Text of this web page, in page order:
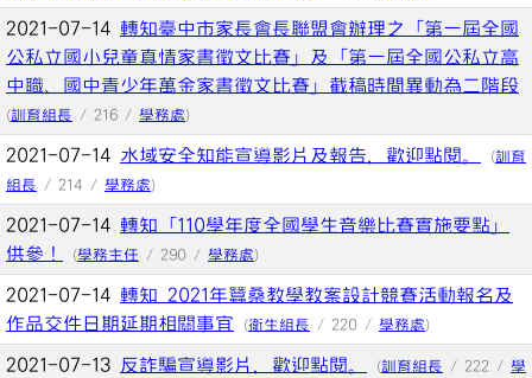
2021-07-14 轉知臺中市家長會長聯盟會辦理之「第一屆全國
公私立國小兒童真情家書徵文比賽」及「第一屆全國公私立高
中職、國中青少年萬金家書徵文比賽」截稿時間異動為二階段
(訓育組長 / 216 / 學務處)
2021-07-14 水域安全知能宣導影片及報告，歡迎點閱。 (訓育
組長 / 214 / 學務處)
2021-07-14 轉知「110學年度全國學生音樂比賽實施要點」
供參！
(學務主任 / 290 / 學務處)
2021-07-14 轉知 2021年蠶桑教學教案設計競賽活動報名及
作品交件日期延期相關事宜
(衛生組長 / 220 / 學務處)
2021-07-13 反詐騙宣導影片，歡迎點閱。 (訓育組長 / 222 / 學